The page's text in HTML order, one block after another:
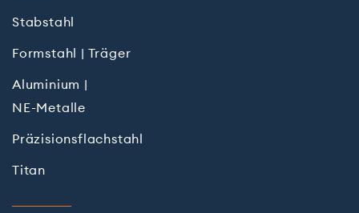
Stabstahl
Formstahl | Träger
Aluminium |
NE-Metalle
Präzisions­flach­stahl
Titan